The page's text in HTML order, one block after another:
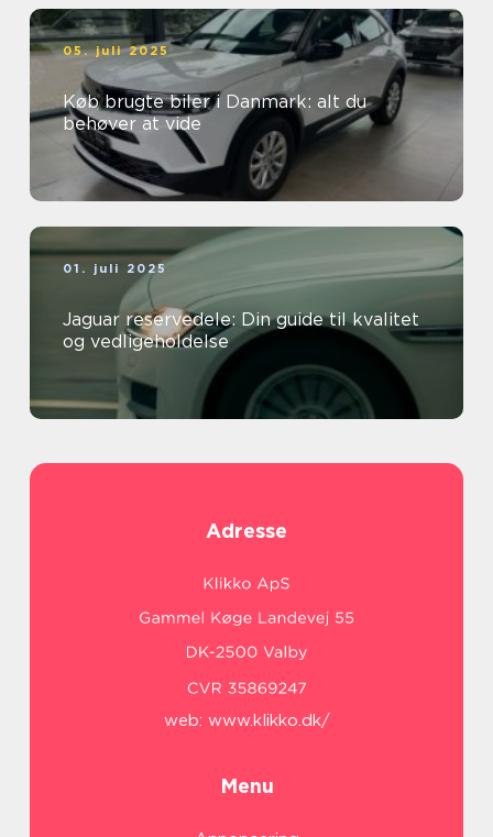
05. juli 2025
Køb brugte biler i Danmark: alt du
behøver at vide
01. juli 2025
Jaguar reservedele: Din guide til kvalitet
og vedligeholdelse
Adresse
web: www.klikko.dk/
Menu